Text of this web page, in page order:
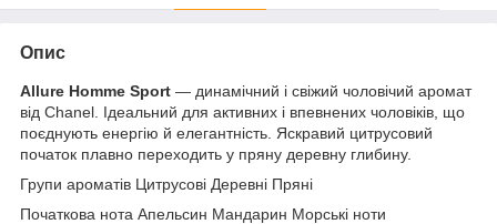
Опис
Allure Homme Sport — динамічний і свіжий чоловічий аромат
від Chanel. Ідеальний для активних і впевнених чоловіків, що
поєднують енергію й елегантність. Яскравий цитрусовий
початок плавно переходить у пряну деревну глибину.
Групи ароматів Цитрусові Деревні Пряні
Початкова нота Апельсин Мандарин Морські ноти